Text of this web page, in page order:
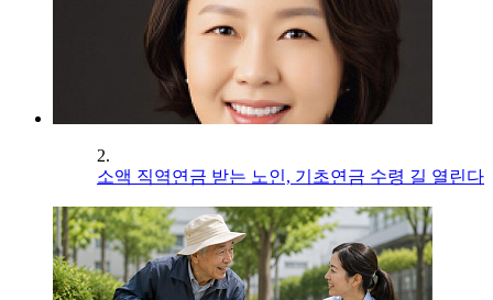
2.
소액 직역연금 받는 노인, 기초연금 수령 길 열린다